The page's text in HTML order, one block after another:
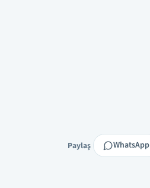
Paylaş
Paylaş WhatsApp